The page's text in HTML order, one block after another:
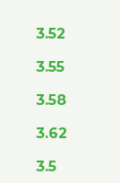
3.52
3.55
3.58
3.62
3.5